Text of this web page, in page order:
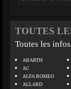
TOUTES
Toutes les
ABARTH
AC
ALFA ROMEO
ALLARD